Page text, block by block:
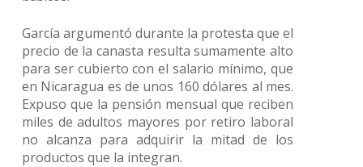
García argumentó durante la protesta que el
precio de la canasta resulta sumamente alto
para ser cubierto con el salario mínimo, que
en Nicaragua es de unos 160 dólares al mes.
Expuso que la pensión mensual que reciben
miles de adultos mayores por retiro laboral
no alcanza para adquirir la mitad de los
productos que la integran.